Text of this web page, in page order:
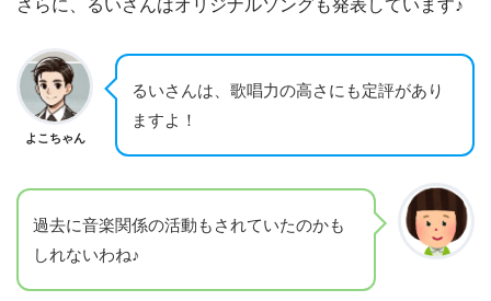
さらに、るいさんはオリジナルソングも発表しています♪
よこちゃん
るいさんは、歌唱力の高さにも定評があり
ますよ！
過去に音楽関係の活動もされていたのかも
しれないわね♪